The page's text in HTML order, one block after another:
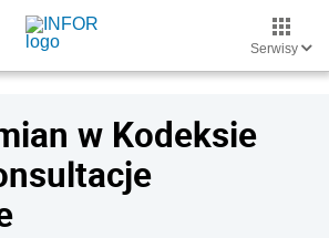
Serwisy
w Kodeksie